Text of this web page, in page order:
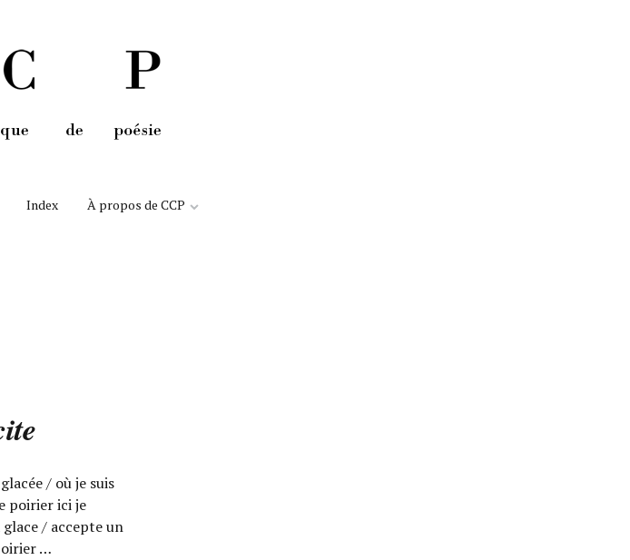
Aller au contenu
Index À propos de CCP
/ où je suis
poirier ici je
/ accepte un
…